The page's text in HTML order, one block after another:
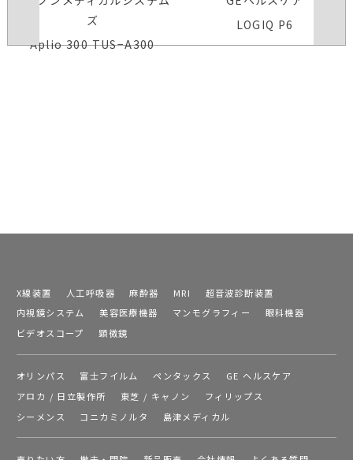
ズ
Aplio 300 TUS−A300
LOGIQ P6
X線装置 人工呼吸器 麻酔器 MRI
超音波診断装置
内視鏡システム
美容医療機器 マンモグラフィー
眼科機器
ビデオスコープ
顕微鏡
オリンパス 富士フイルム ペンタックス
GE ヘルスケア
アロカ / 日立製作所
東芝 / キャノン
フィリップス
シーメンス
コニカミノルタ 島津メディカル